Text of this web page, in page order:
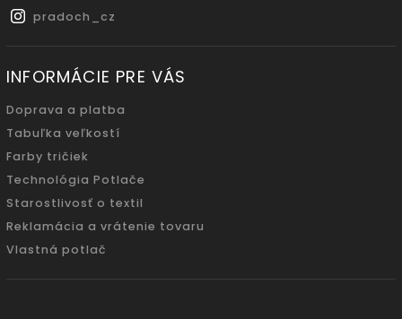
pradoch_cz
INFORMÁCIE PRE VÁS
Doprava a platba
Tabuľka veľkostí
Farby tričiek
Technológia Potlače
Starostlivosť o textil
Reklamácia a vrátenie tovaru
Vlastná potlač